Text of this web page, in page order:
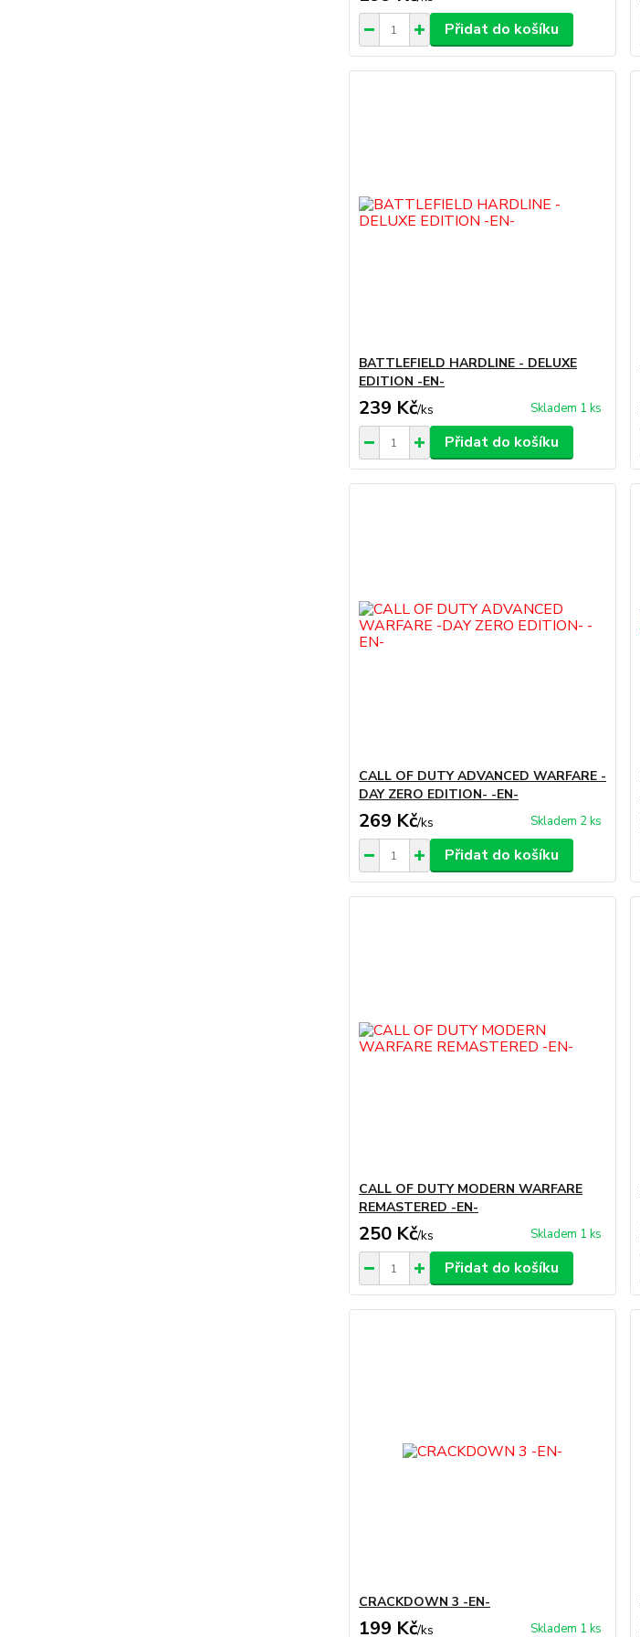
Přidat do košíku
BATTLEFIELD HARDLINE - DELUXE
EDITION -EN-
239 Kč/ks Skladem 1 ks
Přidat do košíku
CALL OF DUTY ADVANCED WARFARE -
DAY ZERO EDITION- -EN-
269 Kč/ks Skladem 2 ks
Přidat do košíku
CALL OF DUTY MODERN WARFARE
REMASTERED -EN-
250 Kč/ks Skladem 1 ks
Přidat do košíku
CRACKDOWN 3 -EN-
199 Kč/ks Skladem 1 ks